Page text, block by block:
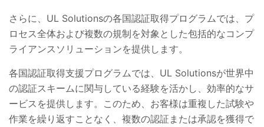
さらに、UL Solutionsの各国認証取得プログラムでは、プ
ロセス全体および複数の規制を対象とした包括的なコンプ
ライアンスソリューションを提供します。
各国認証取得支援プログラムでは、UL Solutionsが世界中
の認証スキームに関与している経験を活かし、効率的なサ
ービスを提供します。このため、お客様は重複した試験や
作業を繰り返すことなく、複数の認証または承認を獲得で